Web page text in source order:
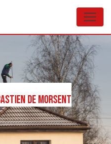
de Morsent